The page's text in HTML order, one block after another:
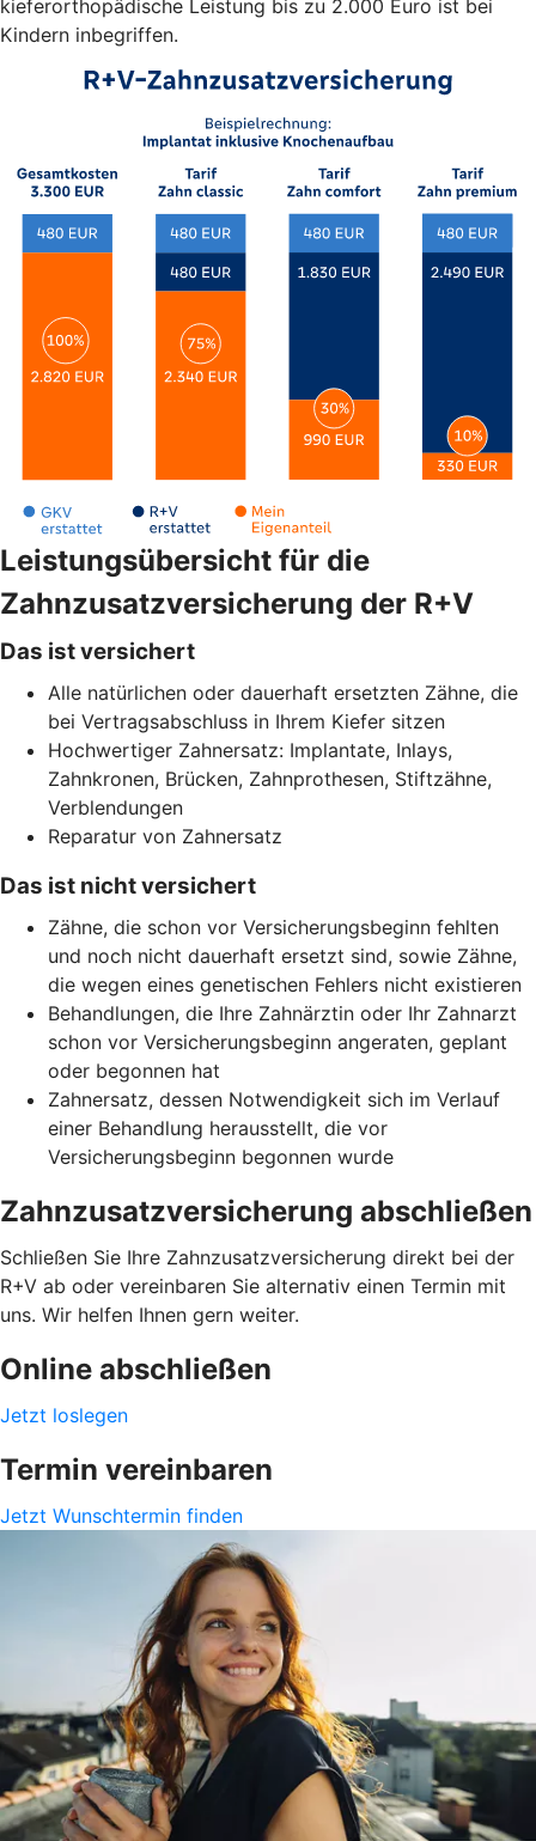
kieferorthopädische Leistung bis zu 2.000 Euro ist bei
Kindern inbegriffen.
Leistungsübersicht für die
Zahnzusatzversicherung der R+V
Das ist versichert
Alle natürlichen oder dauerhaft ersetzten Zähne, die
bei Vertragsabschluss in Ihrem Kiefer sitzen
Hochwertiger Zahnersatz: Implantate, Inlays,
Zahnkronen, Brücken, Zahnprothesen, Stiftzähne,
Verblendungen
Reparatur von Zahnersatz
Das ist nicht versichert
Zähne, die schon vor Versicherungsbeginn fehlten
und noch nicht dauerhaft ersetzt sind, sowie Zähne,
die wegen eines genetischen Fehlers nicht existieren
Behandlungen, die Ihre Zahnärztin oder Ihr Zahnarzt
schon vor Versicherungsbeginn angeraten, geplant
oder begonnen hat
Zahnersatz, dessen Notwendigkeit sich im Verlauf
einer Behandlung herausstellt, die vor
Versicherungsbeginn begonnen wurde
Zahnzusatzversicherung abschließen
Schließen Sie Ihre Zahnzusatzversicherung direkt bei der
R+V ab oder vereinbaren Sie alternativ einen Termin mit
uns. Wir helfen Ihnen gern weiter.
Online abschließen
Jetzt loslegen
Termin vereinbaren
Jetzt Wunschtermin finden